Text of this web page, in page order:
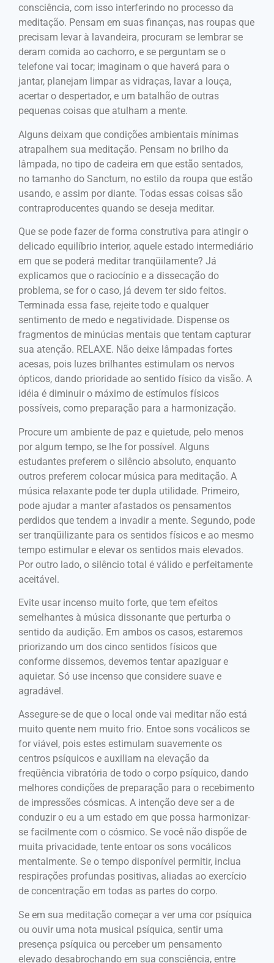
consciência, com isso interferindo no processo da
meditação. Pensam em suas finanças, nas roupas que
precisam levar à lavandeira, procuram se lembrar se
deram comida ao cachorro, e se perguntam se o
telefone vai tocar; imaginam o que haverá para o
jantar, planejam limpar as vidraças, lavar a louça,
acertar o despertador, e um batalhão de outras
pequenas coisas que atulham a mente.
Alguns deixam que condições ambientais mínimas
atrapalhem sua meditação. Pensam no brilho da
lâmpada, no tipo de cadeira em que estão sentados,
no tamanho do Sanctum, no estilo da roupa que estão
usando, e assim por diante. Todas essas coisas são
contraproducentes quando se deseja meditar.
Que se pode fazer de forma construtiva para atingir o
delicado equilíbrio interior, aquele estado intermediário
em que se poderá meditar tranqüilamente? Já
explicamos que o raciocínio e a dissecação do
problema, se for o caso, já devem ter sido feitos.
Terminada essa fase, rejeite todo e qualquer
sentimento de medo e negatividade. Dispense os
fragmentos de minúcias mentais que tentam capturar
sua atenção. RELAXE. Não deixe lâmpadas fortes
acesas, pois luzes brilhantes estimulam os nervos
ópticos, dando prioridade ao sentido físico da visão. A
idéia é diminuir o máximo de estímulos físicos
possíveis, como preparação para a harmonização.
Procure um ambiente de paz e quietude, pelo menos
por algum tempo, se lhe for possível. Alguns
estudantes preferem o silêncio absoluto, enquanto
outros preferem colocar música para meditação. A
música relaxante pode ter dupla utilidade. Primeiro,
pode ajudar a manter afastados os pensamentos
perdidos que tendem a invadir a mente. Segundo, pode
ser tranqüilizante para os sentidos físicos e ao mesmo
tempo estimular e elevar os sentidos mais elevados.
Por outro lado, o silêncio total é válido e perfeitamente
aceitável.
Evite usar incenso muito forte, que tem efeitos
semelhantes à música dissonante que perturba o
sentido da audição. Em ambos os casos, estaremos
priorizando um dos cinco sentidos físicos que
conforme dissemos, devemos tentar apaziguar e
aquietar. Só use incenso que considere suave e
agradável.
Assegure-se de que o local onde vai meditar não está
muito quente nem muito frio. Entoe sons vocálicos se
for viável, pois estes estimulam suavemente os
centros psíquicos e auxiliam na elevação da
freqüência vibratória de todo o corpo psíquico, dando
melhores condições de preparação para o recebimento
de impressões cósmicas. A intenção deve ser a de
conduzir o eu a um estado em que possa harmonizar-
se facilmente com o cósmico. Se você não dispõe de
muita privacidade, tente entoar os sons vocálicos
mentalmente. Se o tempo disponível permitir, inclua
respirações profundas positivas, aliadas ao exercício
de concentração em todas as partes do corpo.
Se em sua meditação começar a ver uma cor psíquica
ou ouvir uma nota musical psíquica, sentir uma
presença psíquica ou perceber um pensamento
elevado desabrochando em sua consciência, entre